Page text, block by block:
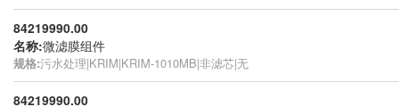
84219990.00
名称:微滤膜组件
规格:污水处理|KRIM|KRIM-1010MB|非滤芯|无
84219990.00